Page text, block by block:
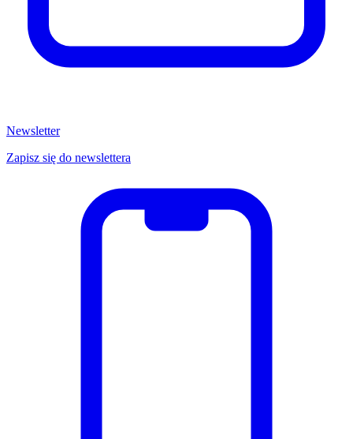
Newsletter
Zapisz się do newslettera